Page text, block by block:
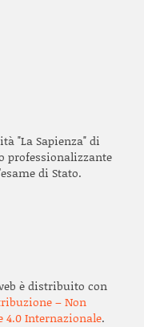
"La Sapienza" di
professionalizzante
di Stato.
è distribuito con
– Non
4.0 Internazionale.